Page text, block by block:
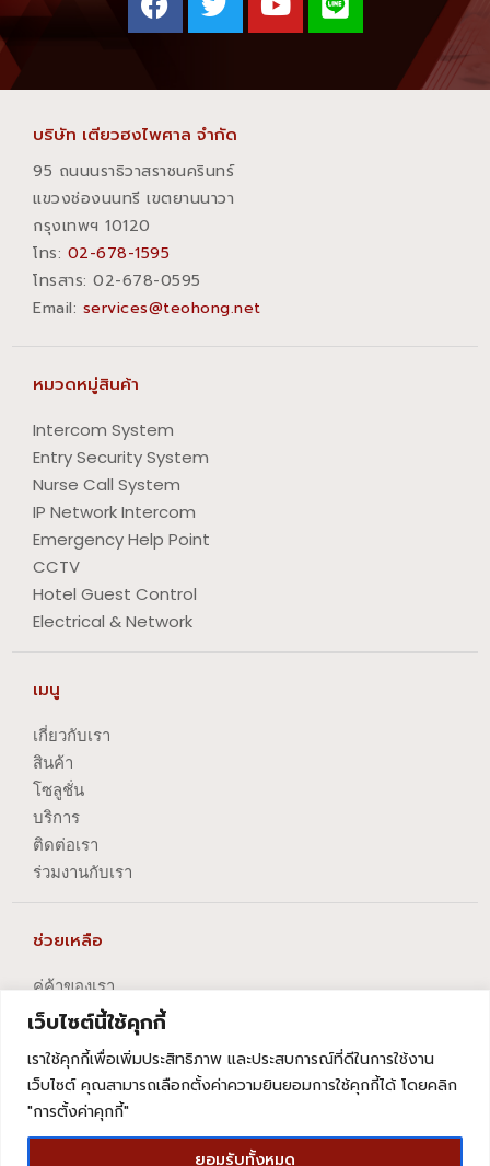
เว็บไซต์นี้ใช้คุกกี้
เราใช้คุกกี้เพื่อเพิ่มประสิทธิภาพ และประสบการณ์ที่ดีในการใช้งาน
เว็บไซต์ คุณสามารถเลือกตั้งค่าความยินยอมการใช้คุกกี้ได้ โดยคลิก
"การตั้งค่าคุกกี้"
ยอมรับทั้งหมด
บริษัท เตียวฮงไพศาล จำกัด
95 ถนนนราธิวาสราชนครินทร์
แขวงช่องนนทรี เขตยานนาวา
กรุงเทพฯ 10120
โทร: 02-678-1595
โทรสาร:​ 02-678-0595
Email: services@teohong.net
หมวดหมู่สินค้า
Intercom System
Entry Security System
Nurse Call System
IP Network Intercom
Emergency Help Point
CCTV
Hotel Guest Control
Electrical & Network
เมนู
เกี่ยวกับเรา
สินค้า
โซลูชั่น
บริการ
ติดต่อเรา
ร่วมงานกับเรา
ช่วยเหลือ
คู่ค้าของเรา
นโยบายความเป็นส่วนตัว
นโยบายการปัญหาข้อร้องเรียน
นโยบายการยกเลิกบริการ